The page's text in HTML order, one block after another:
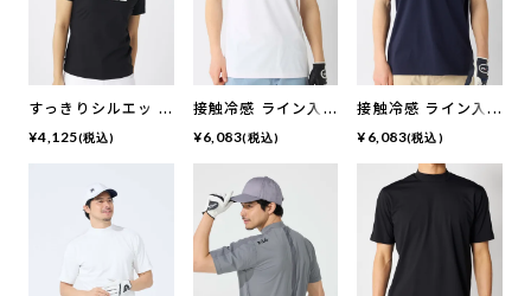
すっきりシルエット
モックネック半袖シ
ャツ | UVカット・
¥4,125(税込)
接触冷感 ライン入
り半袖シャツ
¥6,083(税込)
接触冷感 ライン入
り半袖シャツ
¥ 6,083(税込)